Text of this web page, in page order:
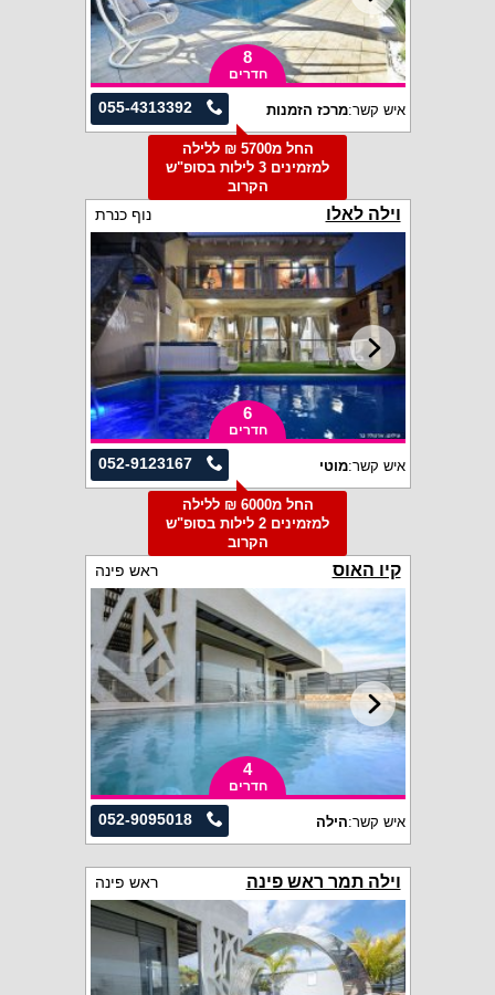
8
חדרים
055-4313392 איש קשר:מרכז הזמנות
החל מ5700 ₪ ללילה
למזמינים 3 לילות בסופ"ש
הקרוב
וילה לאלו נוף כנרת
6
חדרים
052-9123167 איש קשר:מוטי
החל מ6000 ₪ ללילה
למזמינים 2 לילות בסופ"ש
הקרוב
קיו האוס ראש פינה
4
חדרים
052-9095018 איש קשר:הילה
וילה תמר ראש פינה ראש פינה